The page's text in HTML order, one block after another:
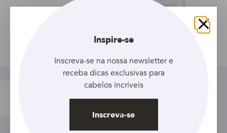
Fechar
Inspire-se
Inscreva-se na nossa newsletter e
receba dicas exclusivas para
cabelos incríveis
Inscreva-se